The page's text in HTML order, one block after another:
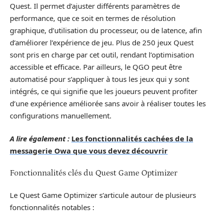
Quest. Il permet d’ajuster différents paramètres de
performance, que ce soit en termes de résolution
graphique, d’utilisation du processeur, ou de latence, afin
d’améliorer l’expérience de jeu. Plus de 250 jeux Quest
sont pris en charge par cet outil, rendant l’optimisation
accessible et efficace. Par ailleurs, le QGO peut être
automatisé pour s’appliquer à tous les jeux qui y sont
intégrés, ce qui signifie que les joueurs peuvent profiter
d’une expérience améliorée sans avoir à réaliser toutes les
configurations manuellement.
A lire également : Les fonctionnalités cachées de la
messagerie Owa que vous devez découvrir
Fonctionnalités clés du Quest Game Optimizer
Le Quest Game Optimizer s’articule autour de plusieurs
fonctionnalités notables :